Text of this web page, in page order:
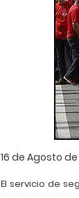
16 de Agosto
El servicio de